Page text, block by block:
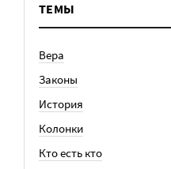
ТЕМЫ
Вера
Законы
История
Колонки
Кто есть кто